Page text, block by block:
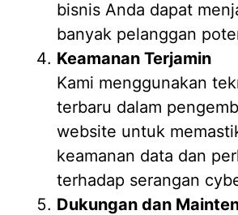
bisnis Anda dapat
banyak pelanggan
Keamanan Terjamin
Kami menggunakan
terbaru dalam
website untuk
keamanan data dan
terhadap serangan
Dukungan dan